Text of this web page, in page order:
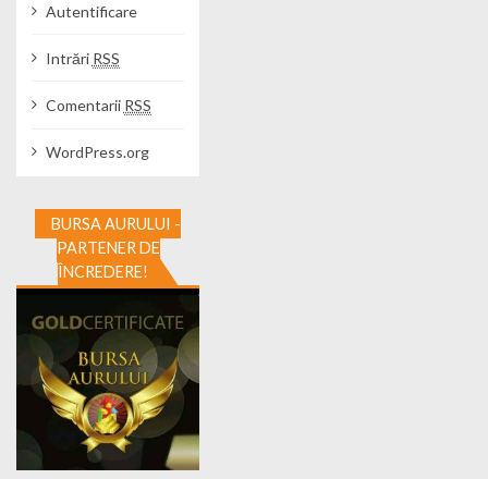
Autentificare
Intrări RSS
Comentarii RSS
WordPress.org
BURSA AURULUI -
PARTENER DE
ÎNCREDERE!